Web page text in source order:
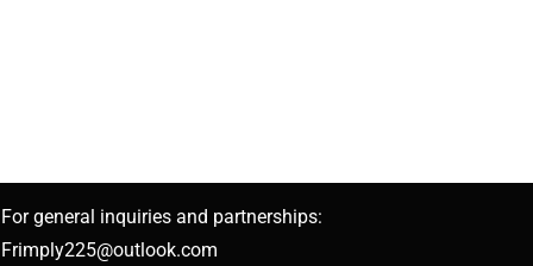
For general inquiries and partnerships:
Frimply225@outlook.com